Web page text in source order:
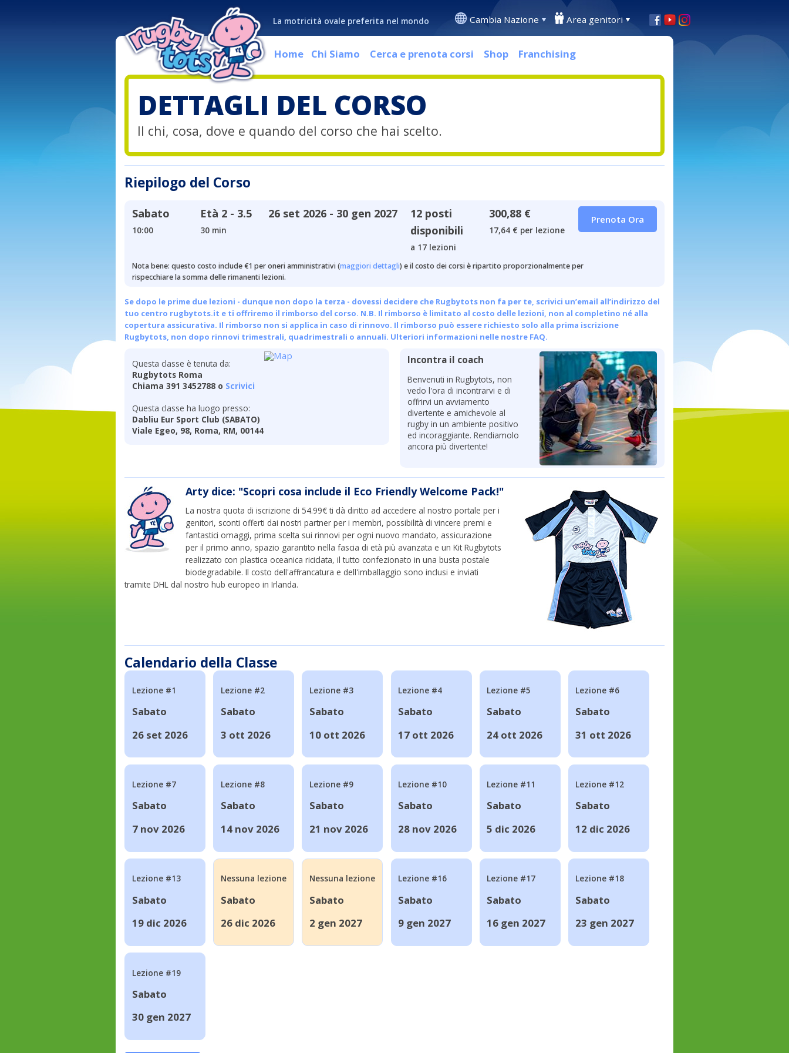
La motricità ovale preferita nel mondo Cambia Nazione Area genitori
Home Chi Siamo Cerca e prenota corsi Shop Franchising
DETTAGLI DEL CORSO
Il chi, cosa, dove e quando del corso che hai scelto.
Riepilogo del Corso
Sabato
10:00
Età 2 - 3.5
30 min
26 set 2026 - 30 gen 2027
12 posti
disponibili
a 17 lezioni
300,88 €
17,64 € per lezione
Prenota Ora
Nota bene: questo costo include €1 per oneri amministrativi (maggiori dettagli) e il costo dei corsi è ripartito proporzionalmente per
rispecchiare la somma delle rimanenti lezioni.
Se dopo le prime due lezioni - dunque non dopo la terza - dovessi decidere che Rugbytots non fa per te, scrivici un’email all’indirizzo del
tuo centro rugbytots.it e ti offriremo il rimborso del corso. N.B. Il rimborso è limitato al costo delle lezioni, non al completino né alla
copertura assicurativa. Il rimborso non si applica in caso di rinnovo. Il rimborso può essere richiesto solo alla prima iscrizione
Rugbytots, non dopo rinnovi trimestrali, quadrimestrali o annuali. Ulteriori informazioni nelle nostre FAQ.
Questa classe è tenuta da:
Rugbytots Roma
Chiama 391 3452788 o Scrivici
Questa classe ha luogo presso:
Dabliu Eur Sport Club (SABATO)
Viale Egeo, 98, Roma, RM, 00144
Incontra il coach
Benvenuti in Rugbytots, non
vedo l'ora di incontrarvi e di
offrirvi un avviamento
divertente e amichevole al
rugby in un ambiente positivo
ed incoraggiante. Rendiamolo
ancora più divertente!
Arty dice: "Scopri cosa include il Eco Friendly Welcome Pack!"
La nostra quota di iscrizione di 54.99€ ti dà diritto ad accedere al nostro portale per i
genitori, sconti offerti dai nostri partner per i membri, possibilità di vincere premi e
fantastici omaggi, prima scelta sui rinnovi per ogni nuovo mandato, assicurazione
per il primo anno, spazio garantito nella fascia di età più avanzata e un Kit Rugbytots
realizzato con plastica oceanica riciclata, il tutto confezionato in una busta postale
biodegradabile. Il costo dell'affrancatura e dell'imballaggio sono inclusi e inviati
tramite DHL dal nostro hub europeo in Irlanda.
Calendario della Classe
Lezione #1
Sabato
26 set 2026
Lezione #2
Sabato
3 ott 2026
Lezione #3
Sabato
10 ott 2026
Lezione #4
Sabato
17 ott 2026
Lezione #5
Sabato
24 ott 2026
Lezione #6
Sabato
31 ott 2026
Lezione #7
Sabato
7 nov 2026
Lezione #8
Sabato
14 nov 2026
Lezione #9
Sabato
21 nov 2026
Lezione #10
Sabato
28 nov 2026
Lezione #11
Sabato
5 dic 2026
Lezione #12
Sabato
12 dic 2026
Lezione #13
Sabato
19 dic 2026
Nessuna lezione
Sabato
26 dic 2026
Nessuna lezione
Sabato
2 gen 2027
Lezione #16
Sabato
9 gen 2027
Lezione #17
Sabato
16 gen 2027
Lezione #18
Sabato
23 gen 2027
Lezione #19
Sabato
30 gen 2027